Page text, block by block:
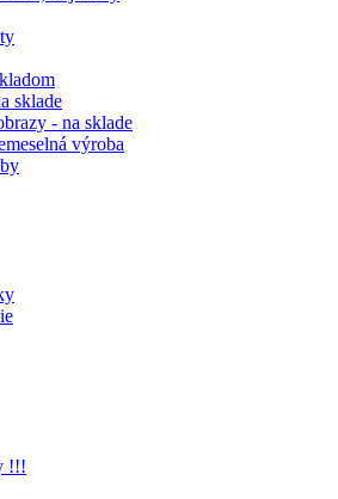
sklade
- na sklade
výroba
!!!